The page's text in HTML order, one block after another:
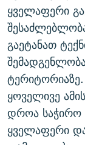
ყველაფერი
გაეტანათ
ყოველივე
დროა საჭირო
ყველაფერი